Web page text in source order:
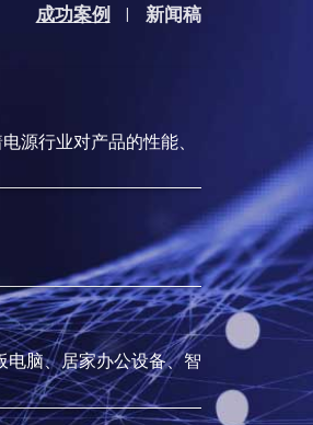
成功案例 | 新闻稿
源行业对产品的性能、
电脑、居家办公设备、智
广州
的全
安全